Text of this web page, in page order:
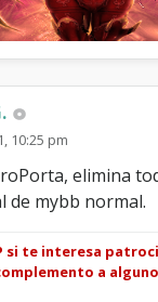
10:25 pm
elimina
de mybb normal.
si te interesa
a